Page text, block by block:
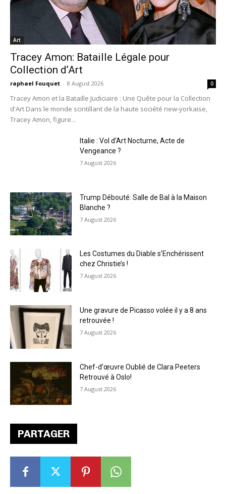
PARTAGER
Art
Tracey Amon: Bataille Légale pour
Collection d’Art
raphael Fouquet - 8 August 2026 0
Tracey Amon et la Bataille Judiciaire : Une Quête pour la Collection
d'Art Dans le monde scintillant de la haute société new-yorkaise,
Tracey Amon, figure...
Italie : Vol d’Art Nocturne, Acte de
Vengeance ?
7 August 2026
Trump Débouté: Salle de Bal à la Maison
Blanche ?
7 August 2026
Les Costumes du Diable s’Enchérissent
chez Christie’s !
7 August 2026
Une gravure de Picasso volée il y a 8 ans
retrouvée !
7 August 2026
Chef-d’œuvre Oublié de Clara Peeters
Retrouvé à Oslo!
7 August 2026